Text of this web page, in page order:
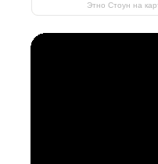
Этно Стоун на